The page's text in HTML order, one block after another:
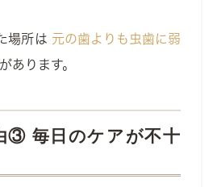
場所は 元の歯よりも虫歯に弱
あります。
③ 毎日のケアが不十